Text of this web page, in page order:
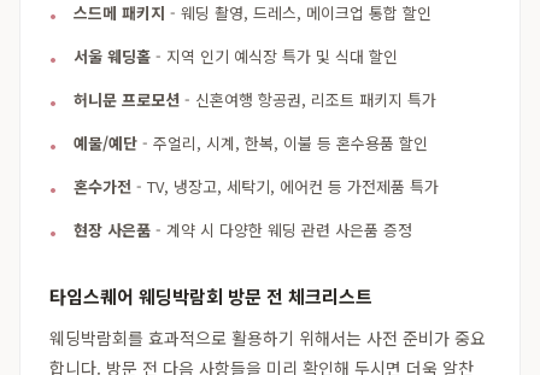
스드메 패키지 - 웨딩 촬영, 드레스, 메이크업 통합 할인
서울 웨딩홀 - 지역 인기 예식장 특가 및 식대 할인
허니문 프로모션 - 신혼여행 항공권, 리조트 패키지 특가
예물/예단 - 주얼리, 시계, 한복, 이불 등 혼수용품 할인
혼수가전 - TV, 냉장고, 세탁기, 에어컨 등 가전제품 특가
현장 사은품 - 계약 시 다양한 웨딩 관련 사은품 증정
타임스퀘어 웨딩박람회 방문 전 체크리스트
웨딩박람회를 효과적으로 활용하기 위해서는 사전 준비가 중요
합니다. 방문 전 다음 사항들을 미리 확인해 두시면 더욱 알찬